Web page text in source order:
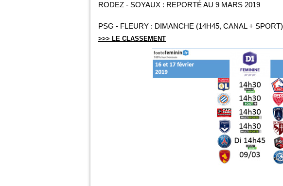
RODEZ - SOYAUX : REPORTÉ AU 9 MARS 2019
PSG - FLEURY : DIMANCHE (14H45, CANAL + SPORT)
>>> LE CLASSEMENT